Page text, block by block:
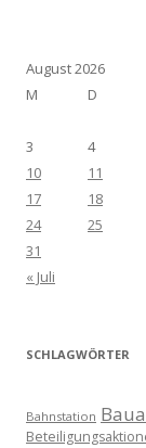
August 2026
M
D
3
4
10
11
17
18
24
25
31
« Juli
SCHLAGWÖRTER
Bahnstation